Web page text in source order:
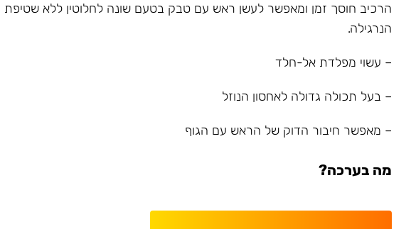
הרכיב חוסך זמן ומאפשר לעשן ראש עם טבק בטעם שונה לחלוטין ללא שטיפת
הנרגילה.
– עשוי מפלדת אל-חלד
– בעל תכולה גדולה לאחסון הנוזל
– מאפשר חיבור הדוק של הראש עם הגוף
מה בערכה?